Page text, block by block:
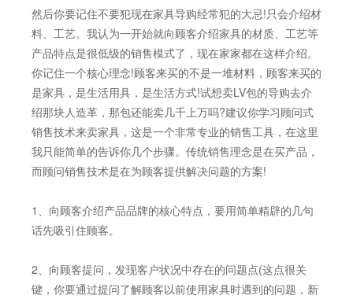
然后你要记住不要犯现在家具导购经常犯的大忌!只会介绍材
料、工艺。我认为一开始就向顾客介绍家具的材质、工艺等
产品特点是很低级的销售模式了，现在家家都在这样介绍。
你记住一个核心理念!顾客来买的不是一堆材料，顾客来买的
是家具，是生活用具，是生活方式!试想卖LV包的导购去介
绍那块人造革，那包还能卖几千上万吗?建议你学习顾问式
销售技术来卖家具，这是一个非常专业的销售工具，在这里
我只能简单的告诉你几个步骤。传统销售理念是在买产品，
而顾问销售技术是在为顾客提供解决问题的方案!
1、向顾客介绍产品品牌的核心特点，要用简单精辟的几句
话先吸引住顾客。
2、向顾客提问，发现客户状况中存在的问题点(这点很关
键，你要通过提问了解顾客以前使用家具时遇到的问题，新